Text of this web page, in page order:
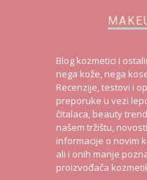
Blog kozmetici i
nega kože, nega
Recenzije, testovi i
preporuke u vezi
čitalaca, beauty
našem tržištu,
informacije o novim
ali i onih manje
proizvođača